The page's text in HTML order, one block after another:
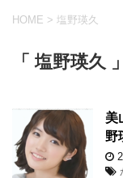
HOME > 塩野瑛久
「 塩野瑛久
美
野